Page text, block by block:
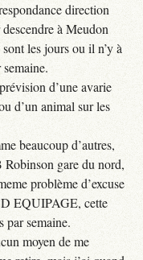
direction
à Meudon
les jours ou il n’y à
d’une avarie
d’un animal sur les
beaucoup d’autres,
Robinson gare du nord,
problème d’excuse
EQUIPAGE, cette
par semaine.
moyen de me